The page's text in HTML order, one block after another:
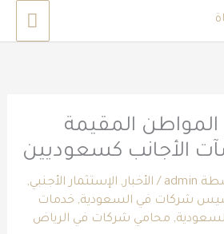
المقيمة
الأجانب كسعوديين
admin
/ الأخبار, الإستثمار الأجنبي,
شركات في السعودية,خدمات
, محامي شركات في الرياض